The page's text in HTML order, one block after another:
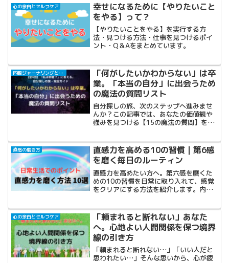
心の余白とセルフケア
幸せになるために【やりたいこと
をやる】って？
【やりたいことをやる】を実行する方
法・見つける方法・仕事を見つけるポイ
ント・Q＆Aをまとめています。
内観ジャーナリングと自己対話
「何がしたいかわからない」は卒
業。「本当の自分」に出会うため
の魔法の質問リスト
自分探しの旅、次のステップへ進みませ
んか？この記事では、あなたの価値観や
強みを見つける【15の魔法の質問】を大
う宝物を掘り起こしましょう。
直感の磨き方
直感力を高める10の習慣｜第6感
を磨く毎日のルーティン
直感力を高めたい方へ。第六感を磨くた
めの10の習慣を日常に取り入れて、感覚
をクリアにする方法を紹介します。内な
心の余白とセルフケア
「頼まれると断れない」あなた
へ。心地よい人間関係を保つ境界
線の引き方
「頼まれると断れない…」「いい人だと
思われたい…」そんな思いから、心が疲